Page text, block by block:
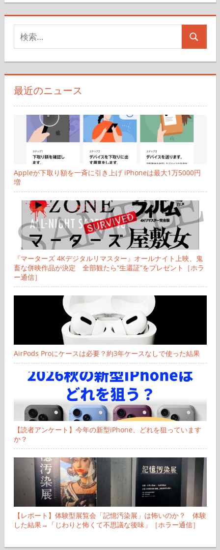
ー
送
り
索
対
象:
検
最近のニュース
Appleが下取り額を一斉に引き上げ iPhoneは最大1万5000円
増
『マーターズ 4Kデジタルリマスター』オールナイト上映、鬼
畜な併映作品が決定 全部観たら“生還証”をプレゼント［ホラ
ー通信］
AirPods Proにケースは必要？約3年ケースなしで使った結果
【読者アンケート】今年の新型iPhone、どれを狙っています
か？
【レポート】体験型展覧会「記憶汚染展」は怖いのか？ 体験
した結果→「じわりと怖くて不思議な後味」［ホラー通信］